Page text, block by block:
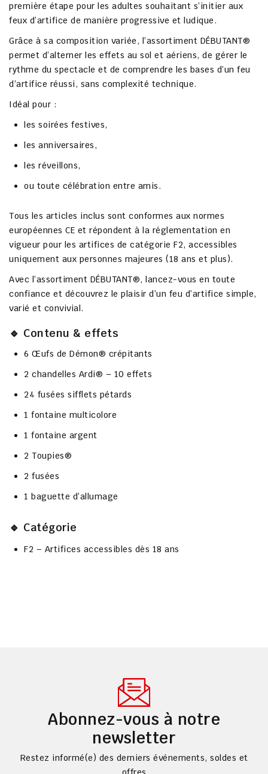
première étape pour les adultes souhaitant s’initier aux
feux d’artifice de manière progressive et ludique.
Grâce à sa composition variée, l’assortiment DÉBUTANT®
permet d’alterner les effets au sol et aériens, de gérer le
rythme du spectacle et de comprendre les bases d’un feu
d’artifice réussi, sans complexité technique.
Idéal pour :
les soirées festives,
les anniversaires,
les réveillons,
ou toute célébration entre amis.
Tous les articles inclus sont conformes aux normes
européennes CE et répondent à la réglementation en
vigueur pour les artifices de catégorie F2, accessibles
uniquement aux personnes majeures (18 ans et plus).
Avec l’assortiment DÉBUTANT®, lancez-vous en toute
confiance et découvrez le plaisir d’un feu d’artifice simple,
varié et convivial.
🔹 Contenu & effets
6 Œufs de Démon® crépitants
2 chandelles Ardi® – 10 effets
24 fusées sifflets pétards
1 fontaine multicolore
1 fontaine argent
2 Toupies®
2 fusées
1 baguette d’allumage
🔹 Catégorie
F2 – Artifices accessibles dès 18 ans
Abonnez-vous à notre
newsletter
Restez informé(e) des derniers événements, soldes et